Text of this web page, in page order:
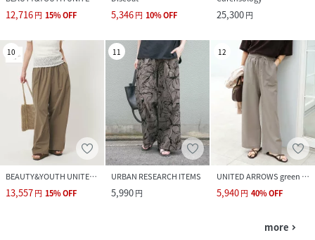
12,716円 15%OFF 5,346円 10%OFF 25,300円
10
BEAUTY&YOUTH UNITED ARROWS
13,557円 15%OFF
11
URBAN RESEARCH ITEMS
5,990円
12
UNITED ARROWS green label relaxing
5,940円 40%OFF
more navigate_next